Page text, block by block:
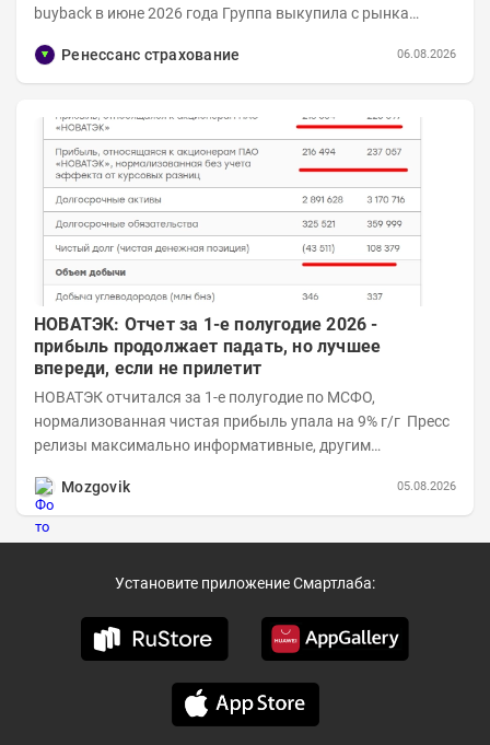
buyback в июне 2026 года Группа выкупила с рынка
Ренессанс страхование
06.08.2026
НОВАТЭК: Отчет за 1-е полугодие 2026 -
прибыль продолжает падать, но лучшее
впереди, если не прилетит
НОВАТЭК отчитался за 1-е полугодие по МСФО,
нормализованная чистая прибыль упала на 9% г/г Пресс
релизы максимально информативные, другим
Mozgovik
05.08.2026
Установите приложение Смартлаба: